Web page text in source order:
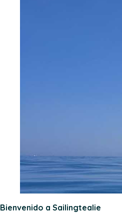
Bienvenido a Sailingtealie